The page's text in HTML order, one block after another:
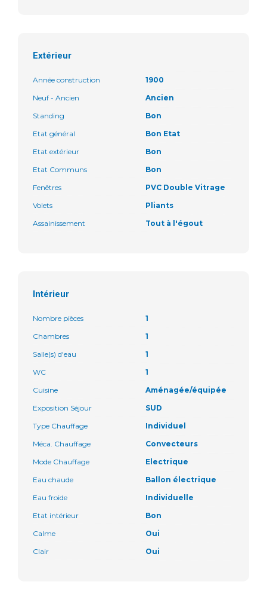
Extérieur
Année construction
1900
Neuf - Ancien
Ancien
Standing
Bon
Etat général
Bon Etat
Etat extérieur
Bon
Etat Communs
Bon
Fenêtres
PVC Double Vitrage
Volets
Pliants
Assainissement
Tout à l'égout
Intérieur
Nombre pièces
1
Chambres
1
Salle(s) d'eau
1
WC
1
Cuisine
Aménagée/équipée
Exposition Séjour
SUD
Type Chauffage
Individuel
Méca. Chauffage
Convecteurs
Mode Chauffage
Electrique
Eau chaude
Ballon électrique
Eau froide
Individuelle
Etat intérieur
Bon
Calme
Oui
Clair
Oui